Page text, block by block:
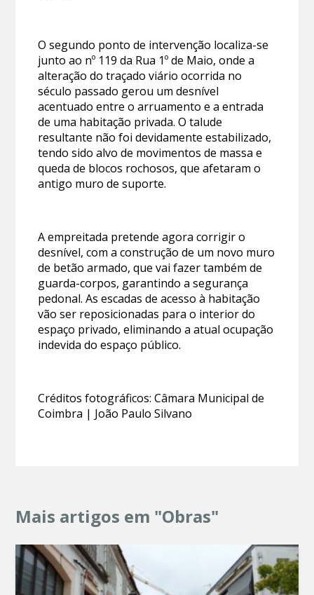
O segundo ponto de intervenção localiza-se
junto ao nº 119 da Rua 1º de Maio, onde a
alteração do traçado viário ocorrida no
século passado gerou um desnível
acentuado entre o arruamento e a entrada
de uma habitação privada. O talude
resultante não foi devidamente estabilizado,
tendo sido alvo de movimentos de massa e
queda de blocos rochosos, que afetaram o
antigo muro de suporte.
A empreitada pretende agora corrigir o
desnível, com a construção de um novo muro
de betão armado, que vai fazer também de
guarda-corpos, garantindo a segurança
pedonal. As escadas de acesso à habitação
vão ser reposicionadas para o interior do
espaço privado, eliminando a atual ocupação
indevida do espaço público.
Créditos fotográficos: Câmara Municipal de
Coimbra | João Paulo Silvano
Mais artigos em "Obras"